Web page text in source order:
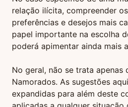
relação ilícita, compreender
preferências e desejos mais
papel importante na escolha
poderá apimentar ainda mais
No geral, não se trata apenas
Namorados. As sugestões
expandidas para além deste